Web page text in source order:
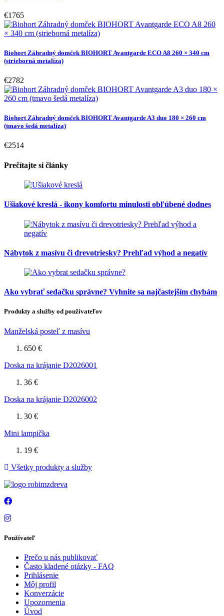
€1765
Biohort Záhradný domček BIOHORT Avantgarde ECO A8 260 × 340 cm
(strieborná metalíza)
€2782
Biohort Záhradný domček BIOHORT Avantgarde A3 duo 180 × 260 cm
(tmavo šedá metalíza)
€2514
Prečítajte si články
Ušiakové kreslá - ikony komfortu minulosti obľúbené dodnes
Nábytok z masívu či drevotriesky? Prehľad výhod a negatív
Ako vybrať sedačku správne? Vyhnite sa najčastejším chybám
Produkty a služby od používateľov
Manželská posteľ z masívu
650 €
Doska na krájanie D2026001
36 €
Doska na krájanie D2026002
30 €
Mini lampička
19 €
Všetky produkty a služby
Používateľ
Prečo u nás publikovať
Často kladené otázky - FAQ
Prihlásenie
Môj profil
Konverzácie
Upozornenia
Úvod